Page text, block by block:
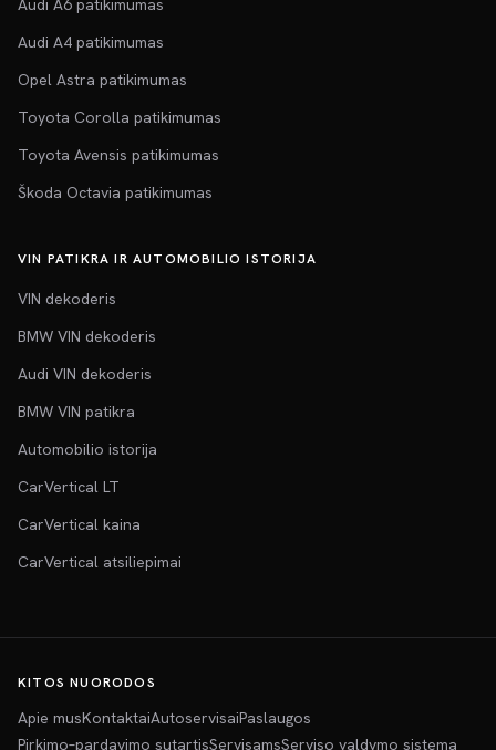
Audi A6 patikimumas
Audi A4 patikimumas
Opel Astra patikimumas
Toyota Corolla patikimumas
Toyota Avensis patikimumas
Škoda Octavia patikimumas
VIN PATIKRA IR AUTOMOBILIO ISTORIJA
VIN dekoderis
BMW VIN dekoderis
Audi VIN dekoderis
BMW VIN patikra
Automobilio istorija
CarVertical LT
CarVertical kaina
CarVertical atsiliepimai
KITOS NUORODOS
Apie musKontaktaiAutoservisaiPaslaugos
Pirkimo–pardavimo sutartisServisamsServiso valdymo sistema